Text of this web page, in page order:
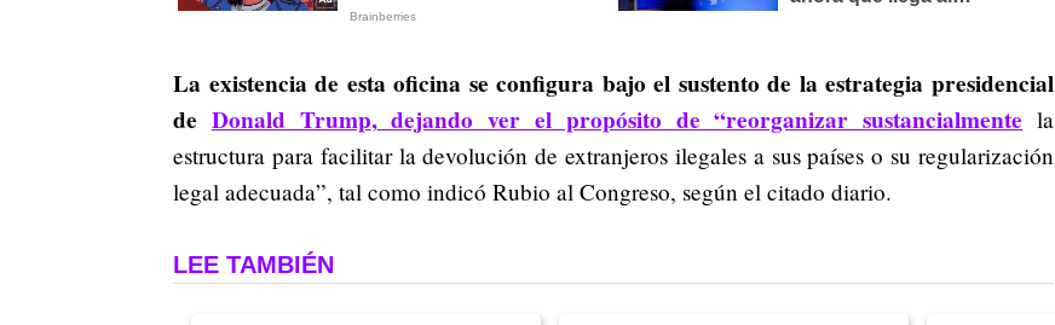
La existencia de esta oficina se configura bajo el sustento de la estrategia presidencial
de Donald Trump,dejando ver el propósito de “reorganizar sustancialmente la
estructura para facilitar la devolución de extranjeros ilegales a sus países o su regularización
legal adecuada”, tal como indicó Rubio al Congreso, según el citado diario.
LEE TAMBIÉN